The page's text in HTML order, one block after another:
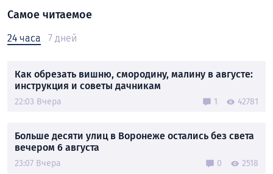
Самое читаемое
24 часа 7 дней
Как обрезать вишню, смородину, малину в августе:
инструкция и советы дачникам
22:03 Вчера 1 42781
Больше десяти улиц в Воронеже остались без света
вечером 6 августа
23:07 Вчера 0 2518